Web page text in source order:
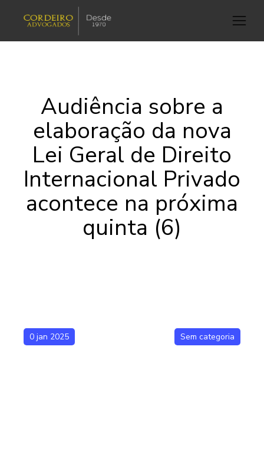
Audiência sobre a
elaboração da nova
Lei Geral de Direito
Internacional Privado
acontece na próxima
quinta (6)
0 jan 2025 Sem categoria